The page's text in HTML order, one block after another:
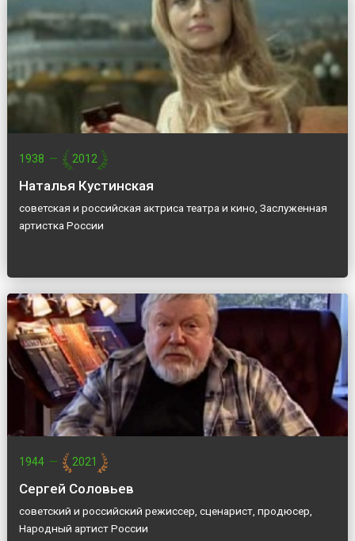
1938 — 2012
Наталья Кустинская
советская и российская актриса театра и кино, Заслуженная
артистка России
1944 — 2021
Сергей Соловьев
советский и российский режиссер, сценарист, продюсер,
Народный артист России